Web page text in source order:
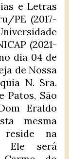
e Letras
PE (2017-
(2021-
dia 04 de
de Nossa
N. Sra.
Patos, São
Eraldo
mesma
reside na
Ele será